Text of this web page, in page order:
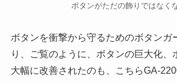
ボタンがただの飾りではなく
ボタンを衝撃から守るためのボタンガ
り、ご覧のように、ボタンの巨大化、
大幅に改善されたのも、こちらGA-